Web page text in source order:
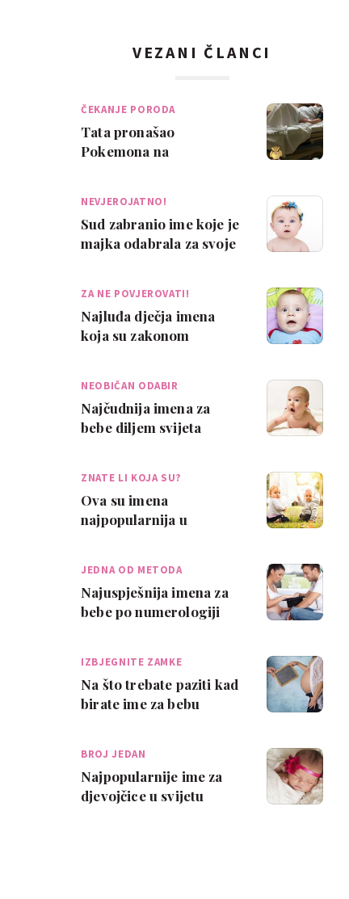
VEZANI ČLANCI
ČEKANJE PORODA
Tata pronašao
Pokemona na
NEVJEROJATNO!
Sud zabranio ime koje je
majka odabrala za svoje
ZA NE POVJEROVATI!
Najluđa dječja imena
koja su zakonom
NEOBIČAN ODABIR
Najčudnija imena za
bebe diljem svijeta
ZNATE LI KOJA SU?
Ova su imena
najpopularnija u
JEDNA OD METODA
Najuspješnija imena za
bebe po numerologiji
IZBJEGNITE ZAMKE
Na što trebate paziti kad
birate ime za bebu
BROJ JEDAN
Najpopularnije ime za
djevojčice u svijetu